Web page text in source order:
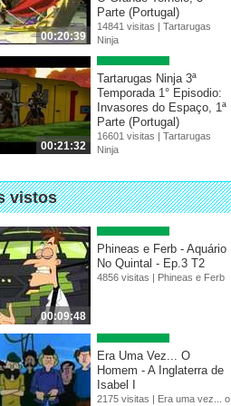
00:20:39
Parte (Portugal)
14841 visitas | Tartarugas
Ninja
00:21:32
Tartarugas Ninja 3ª
Temporada 1° Episodio:
Invasores do Espaço, 1ª
Parte (Portugal)
16601 visitas | Tartarugas
Ninja
vistos
00:09:48
Phineas e Ferb - Aquário
No Quintal - Ep.3 T2
4856 visitas | Phineas e Ferb
Era Uma Vez... O
Homem - A Inglaterra de
Isabel I
2175 visitas | Era uma vez... o